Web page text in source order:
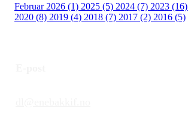
Februar 2026 (1) 2025 (5) 2024 (7) 2023 (16)
2020 (8) 2019 (4) 2018 (7) 2017 (2) 2016 (5)